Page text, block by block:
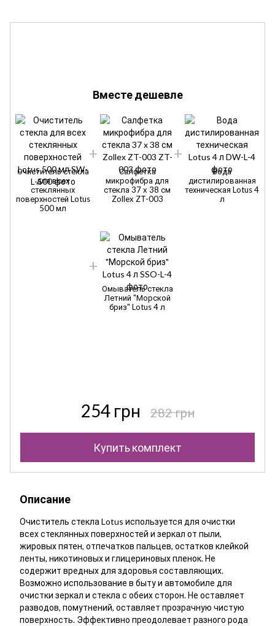
Вместе дешевле
Очиститель стекла
для всех
стеклянных
поверхностей Lotus
500 мл
Салфетка
микрофибра для
стекла 37 x 38 см
Zollex ZT-003
Вода
дистилированная
техническая Lotus 4
л
Омыватель стекла
Летний "Морской
бриз" Lotus 4 л
254 грн 282 грн
Купить комплект
Описание
Очиститель стекла Lotus используется для очистки
всех стеклянных поверхностей и зеркал от пыли,
жировых пятен, отпечатков пальцев, остатков клейкой
ленты, никотиновых и глицериновых пленок. Не
содержит вредных для здоровья составляющих.
Возможно использование в быту и автомобиле для
очистки зеркал и стекла с обеих сторон. Не оставляет
разводов, помутнений, оставляет прозрачную чистую
поверхность. Эффективно преодолевает разного рода